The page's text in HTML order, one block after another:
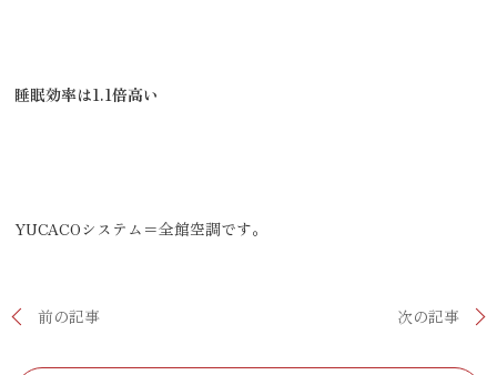
睡眠効率は1.1倍高い
YUCACOシステム＝全館空調です。
前の記事 次の記事